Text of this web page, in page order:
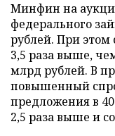
Минфин на
федерального
рублей. При этом
3,5 раза выше,
млрд рублей. В
повышенный
предложения в
2,5 раза выше и